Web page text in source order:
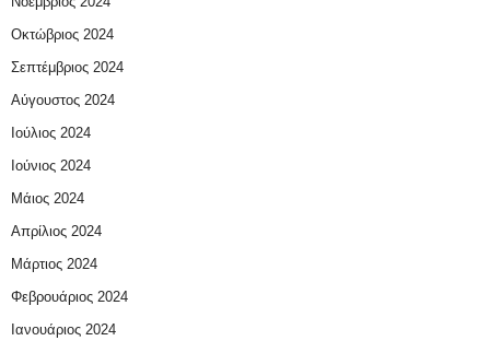
Οκτώβριος 2024
Σεπτέμβριος 2024
Αύγουστος 2024
Ιούλιος 2024
Ιούνιος 2024
Μάιος 2024
Απρίλιος 2024
Μάρτιος 2024
Φεβρουάριος 2024
Ιανουάριος 2024